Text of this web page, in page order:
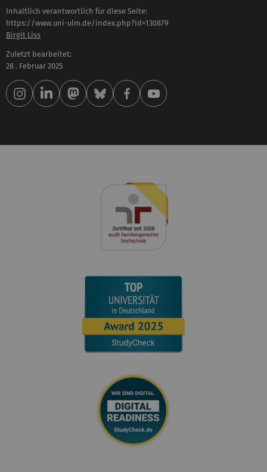
Inhaltlich verantwortlich für diese Seite:
https://www.uni-ulm.de/index.php?id=130879
Birgit Liss
Zuletzt bearbeitet:
28 . Februar 2025